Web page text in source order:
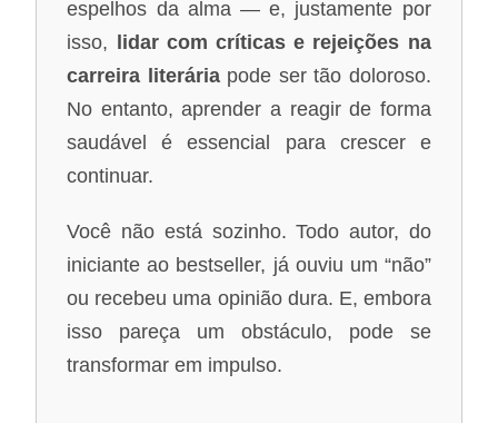
espelhos da alma — e, justamente por
isso, lidar com críticas e rejeições na
carreira literáriapode ser tão doloroso.
No entanto, aprender a reagir de forma
saudável é essencial para crescer e
continuar.
Você não está sozinho. Todo autor, do
iniciante ao bestseller, já ouviu um “não”
ou recebeu uma opinião dura. E, embora
isso pareça um obstáculo, pode se
transformar em impulso.